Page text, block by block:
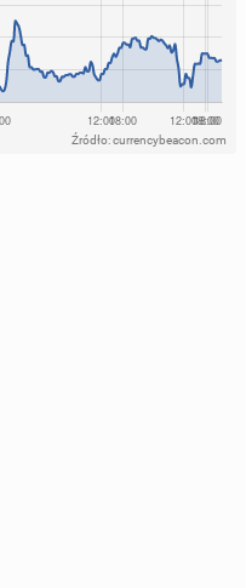
Źródło: currencybeacon.com